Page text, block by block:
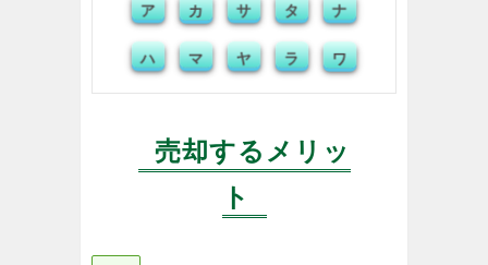
ア カ サ タ ナ
ハ マ ヤ ラ ワ
売却するメリッ
ト